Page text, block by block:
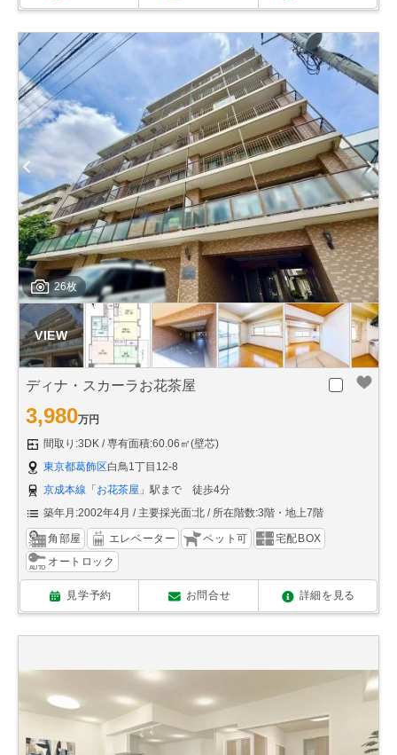
26枚
ディナ・スカーラお花茶屋
3,980万円
間取り:3DK
専有面積:60.06㎡(壁芯)
東京都葛飾区白鳥1丁目12-8
京成本線 「 お花茶屋 」駅まで 徒歩4分
築年月:2002年4月
主要採光面:北 所在階数:3階・地上7階
角部屋 エレベーター ペット可
宅配BOX
オートロック
見学予約 お問合せ 詳細を見る